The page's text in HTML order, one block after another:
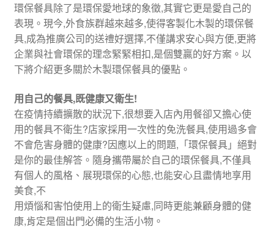
環保餐具除了是環保愛地球的象徵,其實它更是愛自己的
表現。現今,外食族群越來越多,使得客製化木製的環保餐
具,成為推廣公司的送禮好選擇,不僅講求安心與方便,更將
企業與社會環保的理念緊緊相扣,是個雙贏的好方案。以
下將介紹更多關於木製環保餐具的優點。
用自己的餐具,既健康又衛生!
在疫情持續擴散的狀況下,很想要入店內用餐卻又擔心使
用的餐具不衛生?店家採用一次性的免洗餐具,使用過多會
不會危害身體的健康?因應以上的問題,「環保餐具」絕對
是你的最佳解答。隨身攜帶屬於自己的環保餐具,不僅具
有個人的風格、展現環保的心態,也能安心且盡情地享用
美食,不
用煩惱和害怕使用上的衛生疑慮,同時更能兼顧身體的健
康,肯定是個出門必備的生活小物。